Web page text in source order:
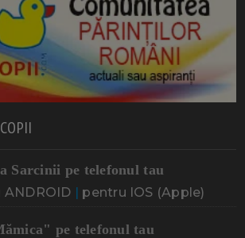
Sarcinii pe telefonul tau
| pentru IOS (Apple)
pe telefonul tau